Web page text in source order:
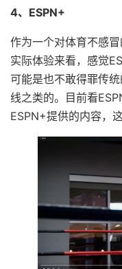
4、ESPN+
作为一个对体育不感
实际体验来看，感觉
可能是也不敢得罪传
线之类的。目前看
ESPN+提供的内容，